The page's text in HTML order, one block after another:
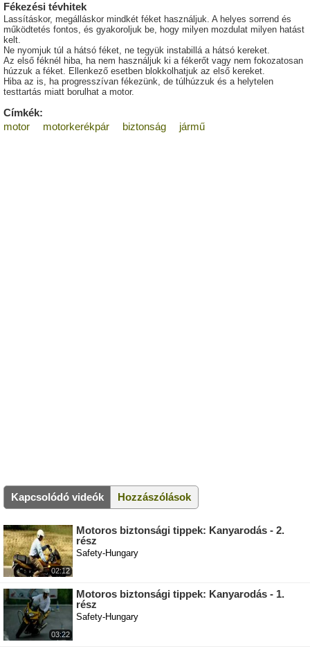
Fékezési tévhitek
Lassításkor, megálláskor mindkét féket használjuk. A helyes sorrend és
működtetés fontos, és gyakoroljuk be, hogy milyen mozdulat milyen hatást
kelt.
Ne nyomjuk túl a hátsó féket, ne tegyük instabillá a hátsó kereket.
Az első féknél hiba, ha nem használjuk ki a fékerőt vagy nem fokozatosan
húzzuk a féket. Ellenkező esetben blokkolhatjuk az első kereket.
Hiba az is, ha progresszívan fékezünk, de túlhúzzuk és a helytelen
testtartás miatt borulhat a motor.
Címkék:
motor
motorkerékpár biztonság jármű
Kapcsolódó videók Hozzászólások
02:12
Motoros biztonsági tippek: Kanyarodás - 2.
rész
Safety-Hungary
03:22
Motoros biztonsági tippek: Kanyarodás - 1.
rész
Safety-Hungary